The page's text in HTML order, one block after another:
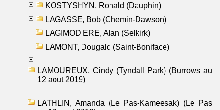
KOSTYSHYN, Ronald (Dauphin)
LAGASSE, Bob (Chemin-Dawson)
LAGIMODIERE, Alan (Selkirk)
LAMONT, Dougald (Saint-Boniface)
LAMOUREUX, Cindy (Tyndall Park) (Burrows au
12 aout 2019)
LATHLIN, Amanda (Le Pas-Kameesak) (Le Pas